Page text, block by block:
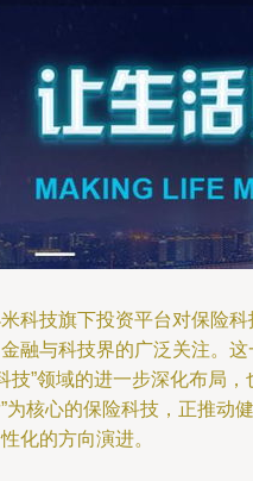
科技旗下投资平台对保险
融与科技界的广泛关注。
技”领域的进一步深化布局
为核心的保险科技，正推动
化的方向演进。